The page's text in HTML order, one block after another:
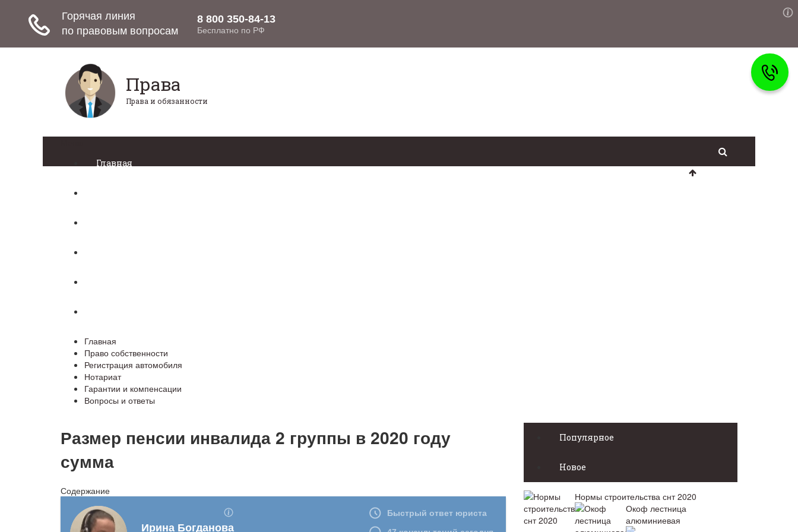
Права
Права и обязанности
Главная
Главная
Право собственности
Регистрация автомобиля
Нотариат
Гарантии и компенсации
Вопросы и ответы
Размер пенсии инвалида 2 группы в 2020 году
сумма
Содержание
Популярное
Новое
Нормы строительства снт 2020
Окоф лестница
алюминиевая